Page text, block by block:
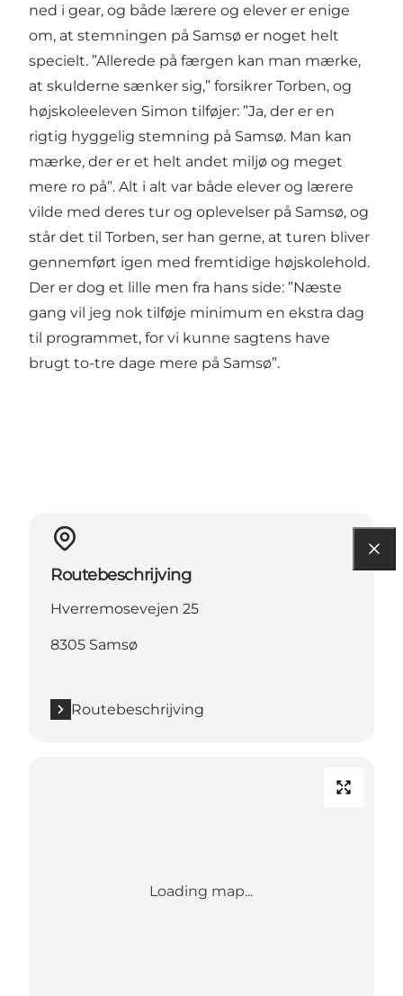
ned i gear, og både lærere og elever er enige
om, at stemningen på Samsø er noget helt
specielt. ”Allerede på færgen kan man mærke,
at skulderne sænker sig,” forsikrer Torben, og
højskoleeleven Simon tilføjer: ”Ja, der er en
rigtig hyggelig stemning på Samsø. Man kan
mærke, der er et helt andet miljø og meget
mere ro på”. Alt i alt var både elever og lærere
vilde med deres tur og oplevelser på Samsø, og
står det til Torben, ser han gerne, at turen bliver
gennemført igen med fremtidige højskolehold.
Der er dog et lille men fra hans side: ”Næste
gang vil jeg nok tilføje minimum en ekstra dag
til programmet, for vi kunne sagtens have
brugt to-tre dage mere på Samsø”.
Routebeschrijving
Hverremosevejen 25
8305 Samsø
Routebeschrijving
Loading map...